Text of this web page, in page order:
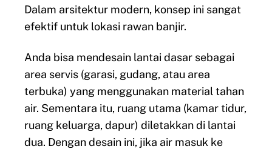
Dalam arsitektur modern, konsep ini sangat
efektif untuk lokasi rawan banjir.
Anda bisa mendesain lantai dasar sebagai
area servis (garasi, gudang, atau area
terbuka) yang menggunakan material tahan
air. Sementara itu, ruang utama (kamar tidur,
ruang keluarga, dapur) diletakkan di lantai
dua. Dengan desain ini, jika air masuk ke